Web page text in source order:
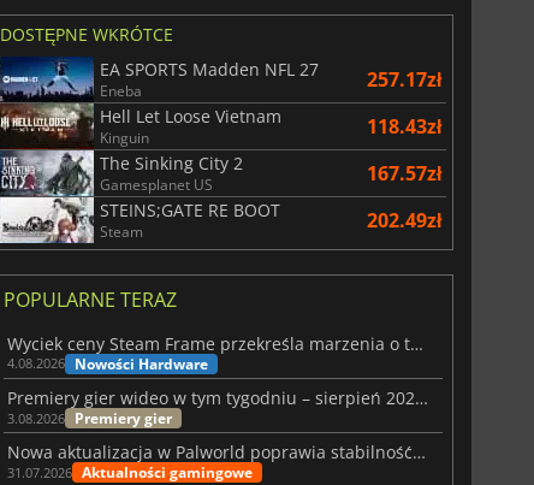
DOSTĘPNE WKRÓTCE
EA SPORTS Madden NFL 27
Eneba 257.17zł
Hell Let Loose Vietnam
Kinguin 118.43zł
The Sinking City 2
Gamesplanet US 167.57zł
STEINS;GATE RE BOOT
Steam 202.49zł
POPULARNE TERAZ
Wyciek ceny Steam Frame przekreśla marzenia o tanim zestawie VR
4.08.2026 Nowości Hardware
Premiery gier wideo w tym tygodniu – sierpień 2026 r. (32. tydzień)
3.08.2026 Premiery gier
Nowa aktualizacja w Palworld poprawia stabilność Sunreach i walk z bossami
31.07.2026 Aktualności gamingowe